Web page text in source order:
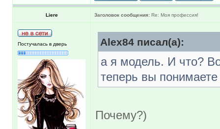
Liere Заголовок сообщения: Re: Моя профессия!
Постучалась в дверь Alex84 писал(а):
а я модель. И что?
теперь вы
Почему?)